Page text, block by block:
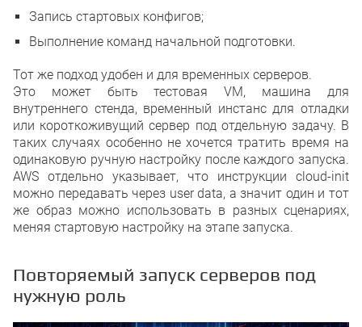
Запись стартовых конфигов;
Выполнение команд начальной подготовки.
Тот же подход удобен и для временных серверов.
Это может быть тестовая VM, машина для
внутреннего стенда, временный инстанс для отладки
или короткоживущий сервер под отдельную задачу. В
таких случаях особенно не хочется тратить время на
одинаковую ручную настройку после каждого запуска.
AWS отдельно указывает, что инструкции cloud-init
можно передавать через user data, а значит один и тот
же образ можно использовать в разных сценариях,
меняя стартовую настройку на этапе запуска.
Повторяемый запуск серверов под
нужную роль